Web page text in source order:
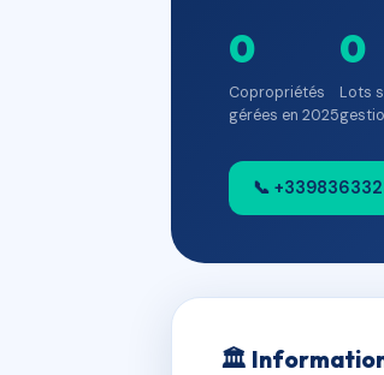
0
Copropriétés
gérées en 2025
0
Lots
📞
🏛